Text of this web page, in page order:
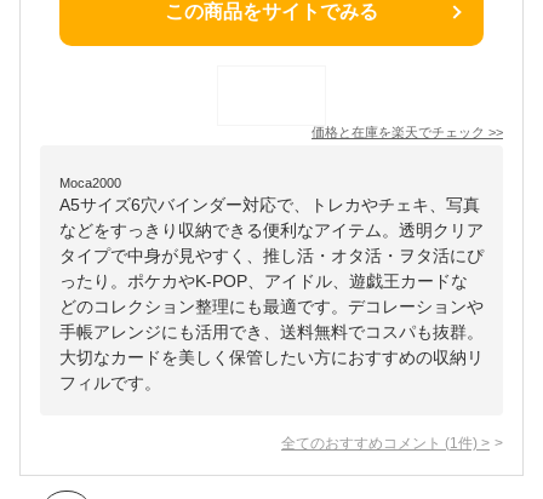
この商品をサイトでみる
価格と在庫を楽天でチェック >>
Moca2000
A5サイズ6穴バインダー対応で、トレカやチェキ、写真
などをすっきり収納できる便利なアイテム。透明クリア
タイプで中身が見やすく、推し活・オタ活・ヲタ活にぴ
ったり。ポケカやK-POP、アイドル、遊戯王カードな
どのコレクション整理にも最適です。デコレーションや
手帳アレンジにも活用でき、送料無料でコスパも抜群。
大切なカードを美しく保管したい方におすすめの収納リ
フィルです。
全てのおすすめコメント (1 件) >